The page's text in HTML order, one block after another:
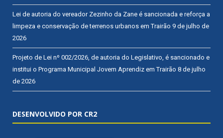
Lei de autoria do vereador Zezinho da Zane é sancionada e reforça a
limpeza e conservação de terrenos urbanos em Trairão 9 de julho de
2026
Projeto de Lei nº 002/2026, de autoria do Legislativo, é sancionado e
institui o Programa Municipal Jovem Aprendiz em Trairão 8 de julho
de 2026
DESENVOLVIDO POR CR2